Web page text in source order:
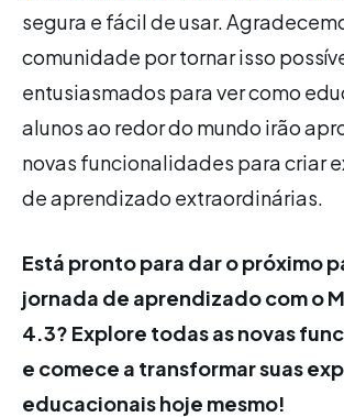
segura e fácil de usar.
comunidade por tornar isso
entusiasmados para ver como
alunos ao redor do mundo irão
novas funcionalidades para criar
de aprendizado extraordinárias.
Está pronto para dar o próximo
jornada de aprendizado com o
4.3? Explore todas as novas
e comece a transformar suas
educacionais hoje mesmo!